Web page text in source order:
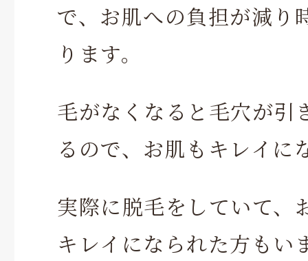
で、お肌への負担が減り
ります。
毛がなくなると毛穴が引
るので、お肌もキレイに
実際に脱毛をしていて、
キレイになられた方もい